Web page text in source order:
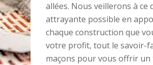
allées. Nous veillerons à
attrayante possible en
chaque construction que
votre profit, tout le savoir-
maçons pour vous offrir